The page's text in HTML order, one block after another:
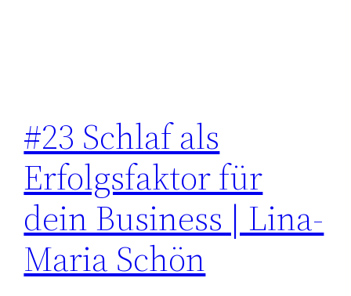
#23 Schlaf als
Erfolgsfaktor für
dein Business | Lina-
Maria Schön